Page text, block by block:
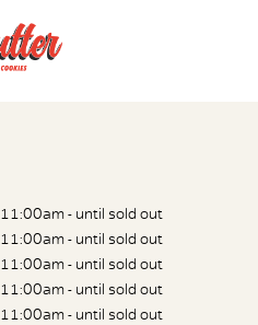
11:00am - until sold out
11:00am - until sold out
11:00am - until sold out
11:00am - until sold out
11:00am - until sold out